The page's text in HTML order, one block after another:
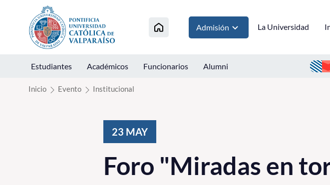
Click acá para ir directamente al contenido
Admisión La Universidad
Estudiantes Académicos Funcionarios Alumni
Inicio Evento Institucional
23 MAY
Foro "Miradas en